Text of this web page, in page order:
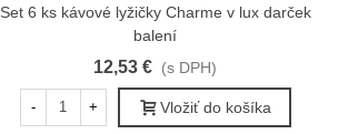
Rýchly náhľad
Set 6 ks kávové lyžičky Charme v lux darček
balení
12,53 € (s DPH)
- + Vložiť do košíka